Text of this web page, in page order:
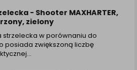
- Shooter MAXHARTER,
zielony
w porównaniu do
posiada zwiększoną liczbę